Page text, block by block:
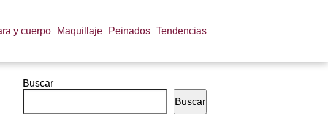
y cuerpo Maquillaje Peinados Tendencias
Buscar
Buscar